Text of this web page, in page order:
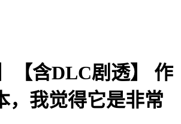
【含DLC剧透】 作
，我觉得它是非常